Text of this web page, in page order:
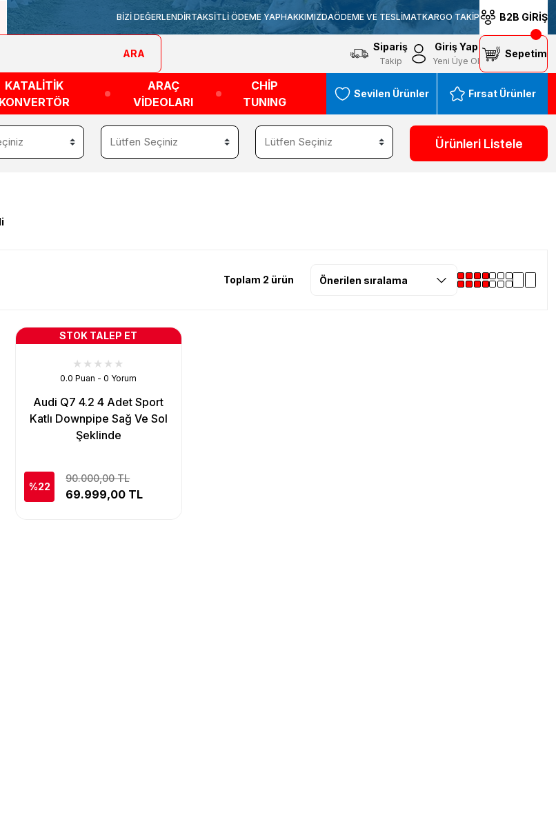
BİZİ DEĞERLENDİRTAKSİTLİ ÖDEME YAPHAKKIMIZDAÖDEME VE TESLİMATKARGO TAKİP B2B GİRİŞ
ARA
Sipariş
Takip
Giriş Yap
Yeni Üye Ol
Sepetim
KATALİTİK
KONVERTÖR
ARAÇ
VİDEOLARI
CHİP
TUNING
Sevilen Ürünler Fırsat Ürünler
Ürünleri Listele
Toplam 2 ürün
STOK TALEP ET
0.0 Puan - 0 Yorum
Audi Q7 4.2 4 Adet Sport
Katlı Downpipe Sağ Ve Sol
Şeklinde
%22
90.000,00 TL
69.999,00 TL